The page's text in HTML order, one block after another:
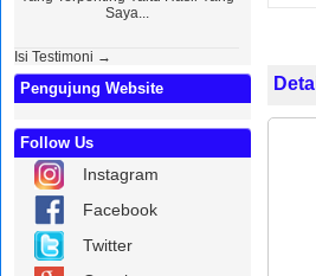
Saya...
Isi Testimoni →
Pengujung Website
Follow Us
Instagram
Facebook
Twitter